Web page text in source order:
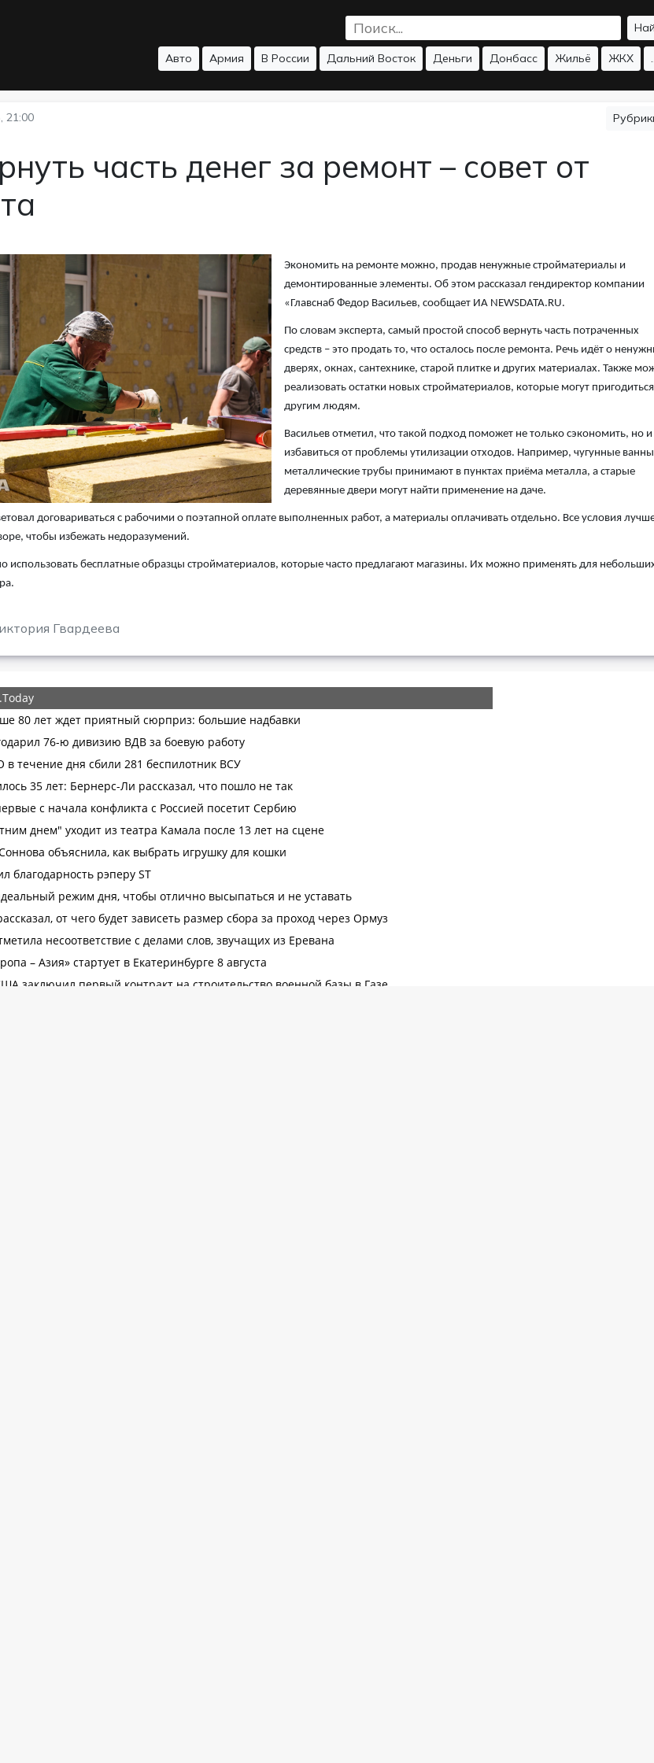
Авто Армия В России Дальний Восток Деньги Донбасс Жильё ЖКХ
21:00
часть денег за ремонт – совет от
Экономить на ремонте можно, продав ненужные стройматериалы и
демонтированные элементы. Об этом рассказал гендиректор компании
«Главснаб Федор Васильев, сообщает ИА NEWSDATA.RU.
По словам эксперта, самый простой способ вернуть часть потраченных
средств – это продать то, что осталось после ремонта. Речь идёт о
дверях, окнах, сантехнике, старой плитке и других материалах. Также
реализовать остатки новых стройматериалов, которые могут пригодиться
другим людям.
Васильев отметил, что такой подход поможет не только сэкономить, но и
избавиться от проблемы утилизации отходов. Например, чугунные
металлические трубы принимают в пунктах приёма металла, а старые
деревянные двери могут найти применение на даче.
договариваться с рабочими о поэтапной оплате выполненных работ, а материалы оплачивать отдельно. Все условия
чтобы избежать недоразумений.
бесплатные образцы стройматериалов, которые часто предлагают магазины. Их можно применять для
Гвардеева